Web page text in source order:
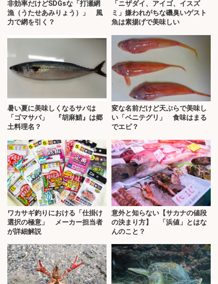
非効率だけどSDGsな「打瀬網
漁（うたせあみりょう）」 風
力で網を引く？
「ニザダイ、アイゴ、イスズ
ミ」嫌われがちな磯臭いゲスト
魚は素揚げで美味しい
暑い夏に美味しくなるサバは
「ゴマサバ」 『胡麻鯖』は郷
土料理名？
変な名前だけど天ぷらで美味し
い「ベニテグリ」 食味はまる
でエビ？
ワカサギ釣りにおける「仕掛け
選択の極意」 メーカー担当者
が詳細解説
意外と知らない【サカナの値段
の決まり方】 「浜値」とはな
んのこと？